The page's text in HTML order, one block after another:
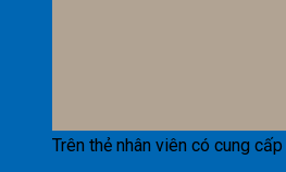
Trên thẻ nhân viên có cung